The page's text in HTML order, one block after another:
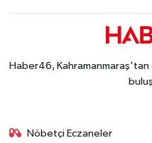
Haber46, Kahramanmaraş'tan
Nöbetçi Eczaneler